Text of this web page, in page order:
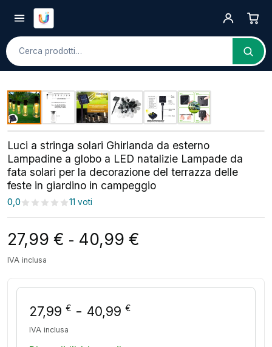
Cerca
Luci a stringa solari Ghirlanda da esterno
Lampadine a globo a LED natalizie Lampade da
fata solari per la decorazione del terrazza delle
feste in giardino in campeggio
0,0 11 voti
27,99 € - 40,99 €
IVA inclusa
27,99 € - 40,99 €Fascia di prezzo:
IVA inclusa